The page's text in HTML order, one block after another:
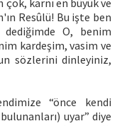
çok, karnı en büyük ve
Resûlü! Bu işte ben
dediğimde O, benim
kardeşim, vasim ve
sözlerini dinleyiniz,
“önce kendi
uyar” diye